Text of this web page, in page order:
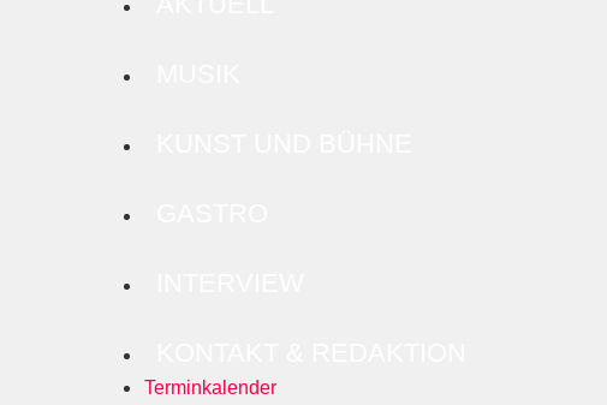
Terminkalender